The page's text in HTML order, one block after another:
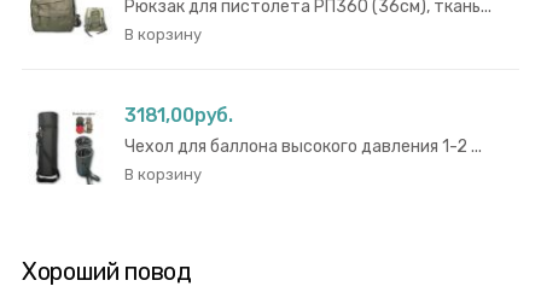
Рюкзак для пистолета РП360 (36см), ткань...
3181,00руб.
Чехол для баллона высокого давления 1-2 ...
Хороший повод